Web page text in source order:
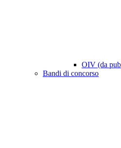
OIV (da
Bandi di concorso